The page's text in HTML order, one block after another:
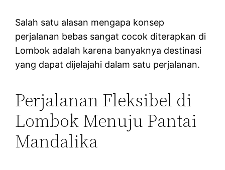
Salah satu alasan mengapa konsep
perjalanan bebas sangat cocok diterapkan di
Lombok adalah karena banyaknya destinasi
yang dapat dijelajahi dalam satu perjalanan.
Perjalanan Fleksibel di
Lombok Menuju Pantai
Mandalika